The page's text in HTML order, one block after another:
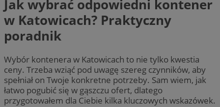
Jak wybrać odpowiedni kontener
w Katowicach? Praktyczny
poradnik
Wybór kontenera w Katowicach to nie tylko kwestia
ceny. Trzeba wziąć pod uwagę szereg czynników, aby
spełniał on Twoje konkretne potrzeby. Sam wiem, jak
łatwo pogubić się w gąszczu ofert, dlatego
przygotowałem dla Ciebie kilka kluczowych wskazówek.